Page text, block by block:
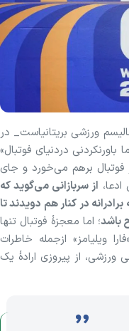
ورزشی بریتانیاست_ در
واقعی اما باورنکردنی دردنیای فوتبال»
برهم می‌خورد و جای
از سربازانی می‌گوید که
در کنار هم دویدند تا
باشد؛ اما معجزهٔ فوتبال تنها
ویلیامز» ازجمله خاطرات
ورزشی، از پیروزی ارادهٔ یک